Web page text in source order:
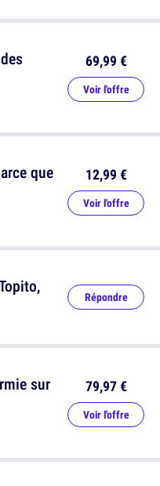
que
12,99 €
Voir l'offre
sur
79,97 €
Voir l'offre
69,99 €
Voir l'offre
Répondre